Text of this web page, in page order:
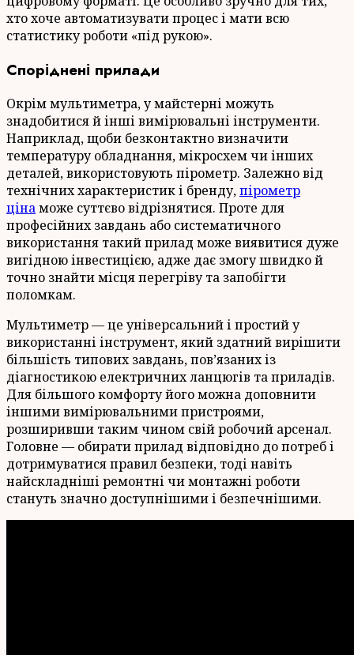
хто хоче автоматизувати процес і мати всю
статистику роботи «під рукою».
Споріднені прилади
Окрім мультиметра, у майстерні можуть
знадобитися й інші вимірювальні інструменти.
Наприклад, щоби безконтактно визначити
температуру обладнання, мікросхем чи інших
деталей, використовують пірометр. Залежно від
технічних характеристик і бренду,пірометр
цінаможе суттєво відрізнятися. Проте для
професійних завдань або систематичного
використання такий прилад може виявитися дуже
вигідною інвестицією, адже дає змогу швидко й
точно знайти місця перегріву та запобігти
поломкам.
Мультиметр — це універсальний і простий у
використанні інструмент, який здатний вирішити
більшість типових завдань, пов’язаних із
діагностикою електричних ланцюгів та приладів.
Для більшого комфорту його можна доповнити
іншими вимірювальними пристроями,
розширивши таким чином свій робочий арсенал.
Головне — обирати прилад відповідно до потреб і
дотримуватися правил безпеки, тоді навіть
найскладніші ремонтні чи монтажні роботи
стануть значно доступнішими і безпечнішими.